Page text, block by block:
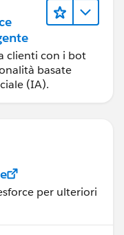
clienti con i bot
basate
(IA).
per ulteriori